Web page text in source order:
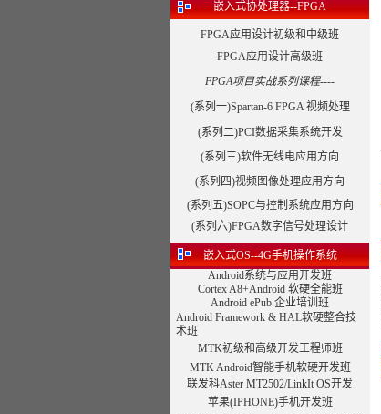
嵌入式协处理器--FPGA
FPGA应用设计初级和中级班
FPGA应用设计高级班
FPGA项目实战系列课程----
(系列一)Spartan-6 FPGA 视频处理
(系列二)PCI数据采集系统开发
(系列三)软件无线电应用方向
(系列四)视频图像处理应用方向
(系列五)SOPC与控制系统应用方向
(系列六)FPGA数字信号处理设计
嵌入式OS--4G手机操作系统
Android系统与应用开发班
Cortex A8+Android 软硬全能班
Android ePub 企业培训班
Android Framework & HAL软硬整合技
术班
MTK初级和高级开发工程师班
MTK Android智能手机软硬开发班
联发科Aster MT2502/LinkIt OS开发
苹果(IPHONE)手机开发班